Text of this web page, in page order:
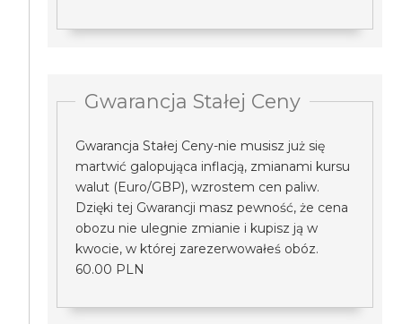
Gwarancja Stałej Ceny
Gwarancja Stałej Ceny-nie musisz już się
martwić galopująca inflacją, zmianami kursu
walut (Euro/GBP), wzrostem cen paliw.
Dzięki tej Gwarancji masz pewność, że cena
obozu nie ulegnie zmianie i kupisz ją w
kwocie, w której zarezerwowałeś obóz.
60.00 PLN